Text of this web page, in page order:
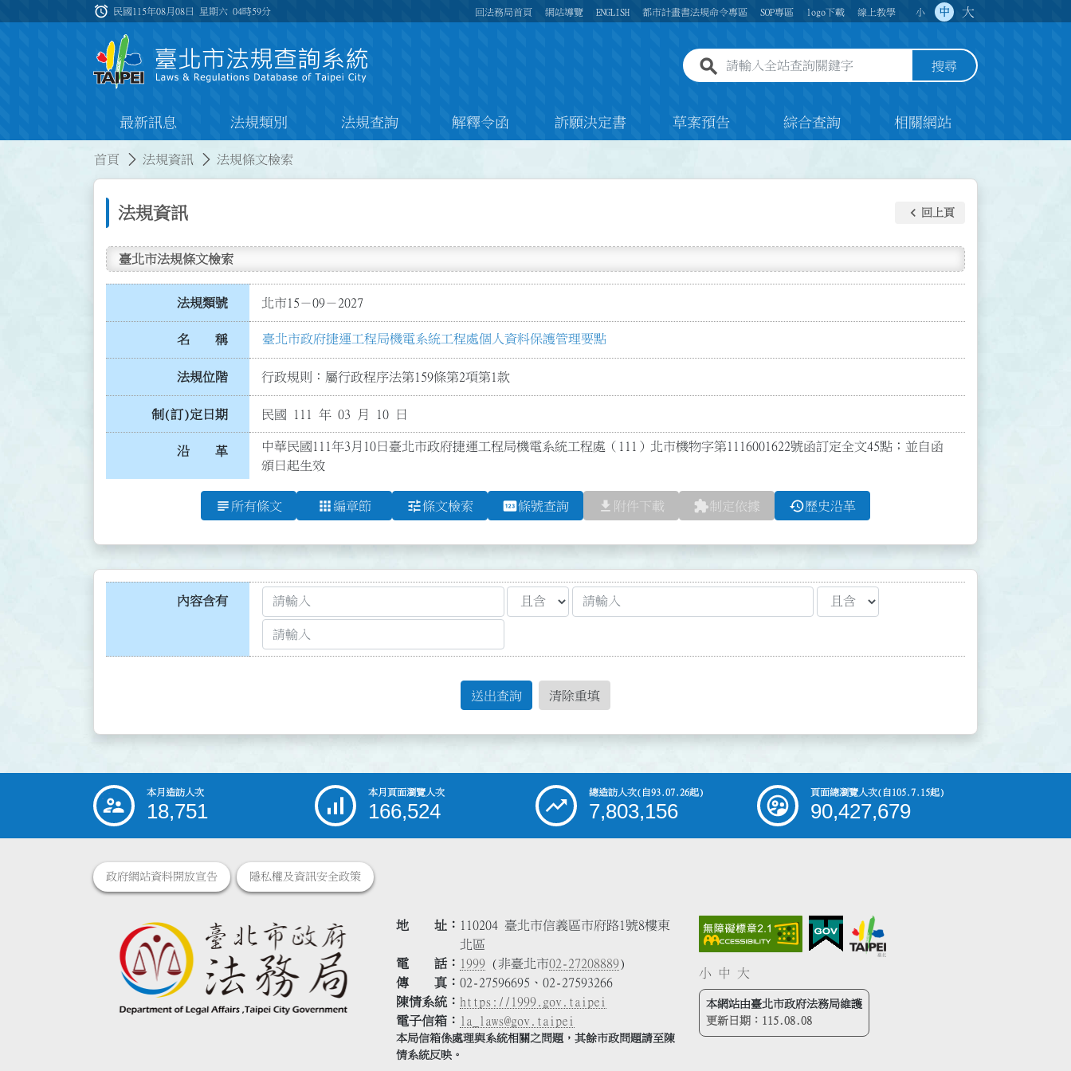
:::
alarm 民國115年08月08日 星期六04時59分 回法務局首頁 網站導覽 ENGLISH 都市計畫書法規命令專區 SOP專區 logo下載 線上教學 小 中 大
全站查詢關鍵字欄位 搜尋
最新訊息 法規類別 法規查詢 解釋令函 訴願決定書 草案預告 綜合查詢 相關網站
首頁 法規資訊 法規條文檢索
法規資訊 keyboard_arrow_left 回上頁
臺北市法規條文檢索
法規類號 北市15－09－2027
名 稱 臺北市政府捷運工程局機電系統工程處個人資料保護管理要點
法規位階 行政規則：屬行政程序法第159條第2項第1款
制(訂)定日期 民國 111 年 03 月 10 日
沿 革
中華民國111年3月10日臺北市政府捷運工程局機電系統工程處（111）北市機物字第1116001622號函訂定全文45點；並自函
頒日起生效
subject 所有條文 apps 編章節 tune條文檢索 pin條號查詢 file_download 附件下載 extension制定依據 history歷史沿革
內容含有
送出查詢 清除重填
::: 本月造訪人次
18,751
本月頁面瀏覽人次
166,524
總造訪人次(自93.07.26起)
7,803,156
頁面總瀏覽人次(自105.7.15起)
90,427,679
政府網站資料開放宣告 隱私權及資訊安全政策
地 址
110204 臺北市信義區市府路1號8樓東
北區
電 話
1999 (非臺北市02-27208889)
傳 真
02-27596695、02-27593266
陳情系統
https://1999.gov.taipei
電子信箱
la_laws@gov.taipei
本局信箱係處理與系統相關之問題，其餘市政問題請至陳
情系統反映。
小 中 大
本網站由臺北市政府法務局維護
更新日期： 115.08.08